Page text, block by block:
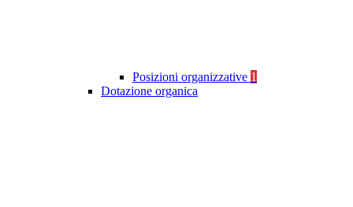
Posizioni organizzative 1
Dotazione organica